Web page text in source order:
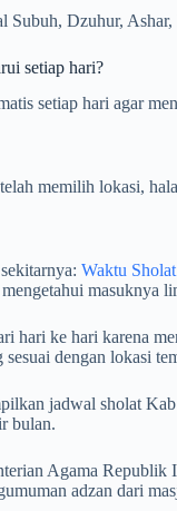
Dzuhur,
setiap hari?
setiap hari agar
memilih lokasi,
Waktu
masuknya
hari ke hari karena
dengan lokasi
jadwal sholat
bulan.
Agama
adzan dari